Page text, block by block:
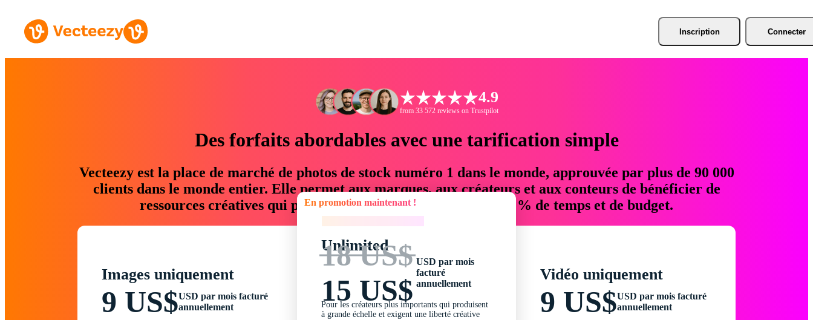
Inscription Connecter
4.9
from 33 572 reviews on Trustpilot
Des forfaits abordables avec une tarification simple
Vecteezy est la place de marché de photos de stock numéro 1 dans le monde, approuvée par plus de 90 000
clients dans le monde entier. Elle permet aux marques, aux créateurs et aux conteurs de bénéficier de
ressources créatives qui permettent d'économiser jusqu'à 76 % de temps et de budget.
Images uniquement
9 US$USD par mois facturé
annuellement
En promotion maintenant !
Unlimited
18 US$
15 US$
USD par mois
facturé
annuellement
Pour les créateurs plus importants qui produisent
à grande échelle et exigent une liberté créative
Vidéo uniquement
9 US$USD par mois facturé
annuellement